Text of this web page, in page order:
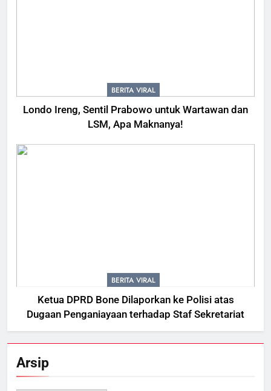
BERITA VIRAL
Londo Ireng, Sentil Prabowo untuk Wartawan dan
LSM, Apa Maknanya!
BERITA VIRAL
Ketua DPRD Bone Dilaporkan ke Polisi atas
Dugaan Penganiayaan terhadap Staf Sekretariat
Arsip